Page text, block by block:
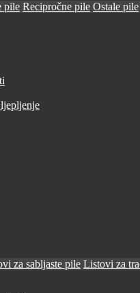
pile Recipročne pile Ostale pile
za sabljaste pile Listovi za